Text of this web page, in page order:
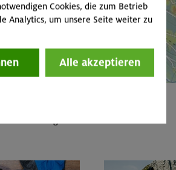
& Wege die
Cookies, die zum Betrieb
Analytics, um unsere Seite weiter zu
Alle akzeptieren